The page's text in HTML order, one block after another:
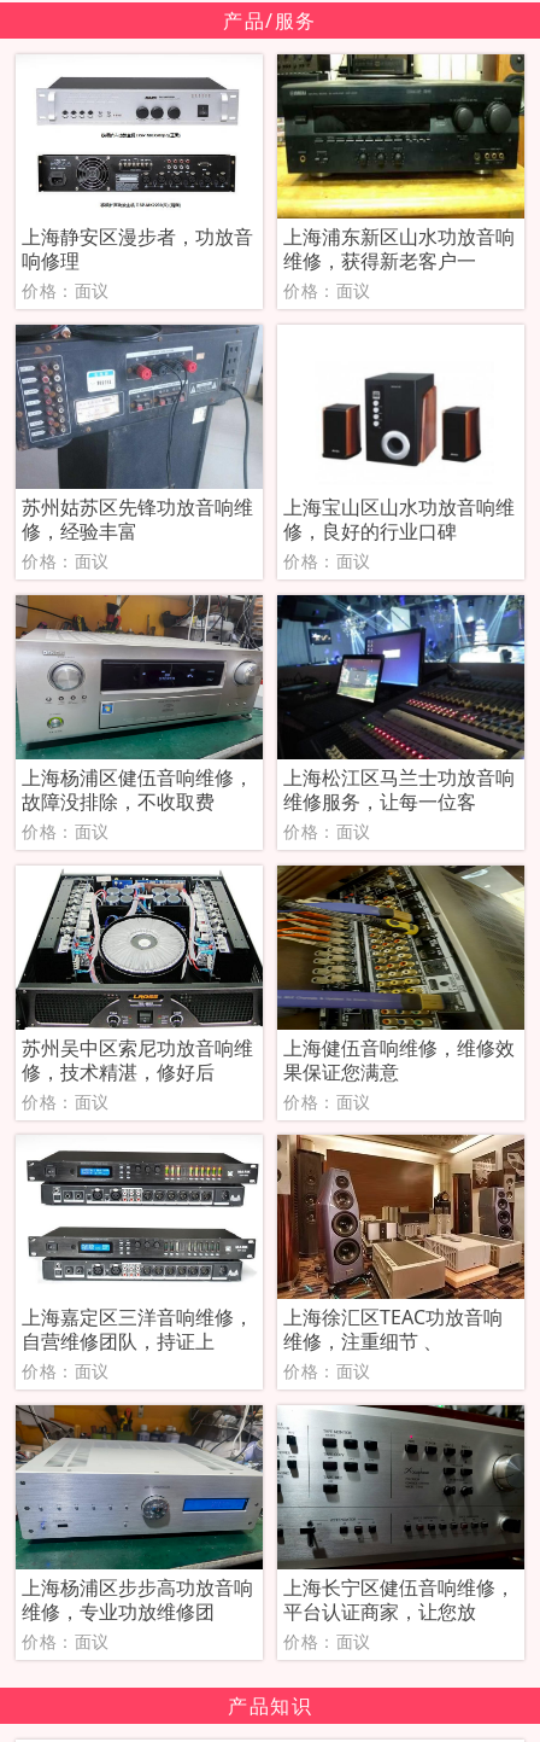
产品/服务
上海静安区漫步者，功放音
响修理
价格：面议
上海浦东新区山水功放音响
维修，获得新老客户一
价格：面议
苏州姑苏区先锋功放音响维
修，经验丰富
价格：面议
上海宝山区山水功放音响维
修，良好的行业口碑
价格：面议
上海杨浦区健伍音响维修，
故障没排除，不收取费
价格：面议
上海松江区马兰士功放音响
维修服务，让每一位客
价格：面议
苏州吴中区索尼功放音响维
修，技术精湛，修好后
价格：面议
上海健伍音响维修，维修效
果保证您满意
价格：面议
上海嘉定区三洋音响维修，
自营维修团队，持证上
价格：面议
上海徐汇区TEAC功放音响
维修，注重细节 、
价格：面议
上海杨浦区步步高功放音响
维修，专业功放维修团
价格：面议
上海长宁区健伍音响维修，
平台认证商家，让您放
价格：面议
产品知识